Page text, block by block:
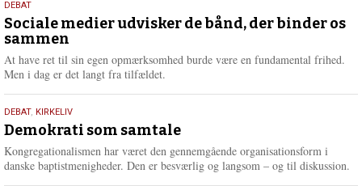
18.
maj
2026
DEBAT
Sociale medier udvisker de bånd, der binder os
sammen
At have ret til sin egen opmærksomhed burde være en fundamental frihed.
Men i dag er det langt fra tilfældet.
18.
maj
2026
DEBAT, KIRKELIV
Demokrati som samtale
Kongregationalismen har været den gennemgående organisationsform i
danske baptistmenigheder. Den er besværlig og langsom – og til diskussion.